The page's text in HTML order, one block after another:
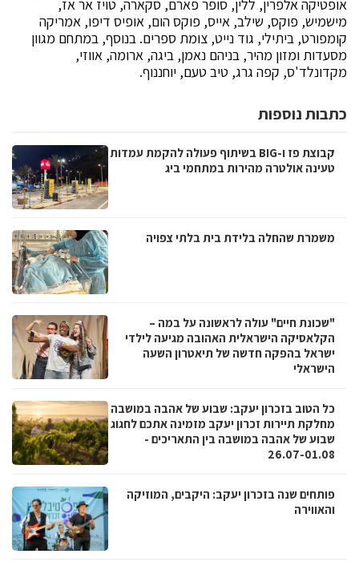
אופטיקה אלפרין, ללין, סופר פארם, סקארה, טויז אר אז,
מישמיש, פוקס, שילב, אייס, פוקס הום, אופיס דיפו, אמריקה
קומפורט, ביתילי, גוד נייט, צומת ספרים. בנוסף, במתחם מגוון
מסעדות ומזון מהיר, בניהם נאמן, ביגה, ארומה, אווזי,
מקדונלד'ס, קפה גרג, טיב טעם, יוחננוף.
כתבות נוספות
קבוצת פז ו-BIG בשיתוף פעולה להקמת עמדות
טעינה אולטרה מהירות במתחמי ביג
משמרת שהחלה בלידת בית בלתי צפויה
"שכונת חיים" עולה לראשונה על במה –
הקלאסיקה הישראלית האהובה מגיעה לילדי
ישראל בהפקה חדשה של תיאטרון השעה
הישראלי
כל הטוב בזכרון יעקב: שבוע של אהבה במושבה
מחלקת תיירות זכרון יעקב מזמינה אתכם לחגוג
שבוע של אהבה במושבה בין התאריכים -
26.07-01.08
פותחים שנה בזכרון יעקב: היקבים, המוזיקה
והאווירה